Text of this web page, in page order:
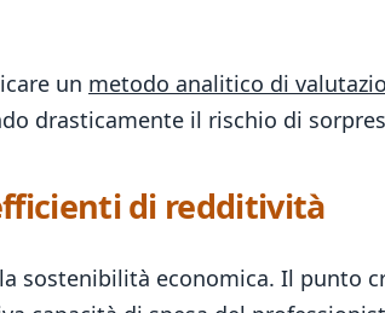
un metodo analitico di
drasticamente il rischio di
di redditività
sostenibilità economica. Il punto